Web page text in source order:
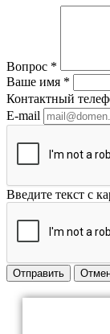
Вопрос *
Ваше имя *
Контактный
E-mail
Введите текст с
Отправить